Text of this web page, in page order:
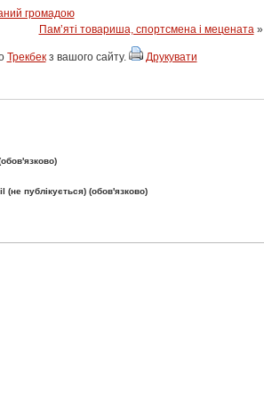
громадою
Пам’яті товариша, спортсмена і мецената»
Трекбекз вашого сайту. Друкувати
(не публікується) (обов'язково)